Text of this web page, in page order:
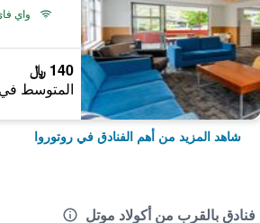
واي
140 ﷼
المتوسط في
شاهد المزيد من أهم الفنادق في روتوروا
فنادق بالقرب من أكولاد موتل